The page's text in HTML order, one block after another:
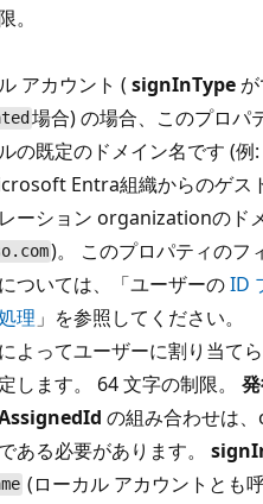
。
アカウント ( signInType
場合) の場合、このプロパ
の既定のドメイン名です (例:
Entra組織からのゲス
ーション organizationのド
)。 このプロパティのフ
ついては、「ユーザーのID
理 」を参照してください。
よってユーザーに割り当て
します。 64 文字の制限。
の組み合わせは
ある必要があります。
(ローカル アカウントとも